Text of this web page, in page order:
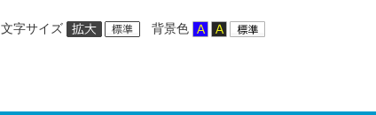
文字サイズ 背景色